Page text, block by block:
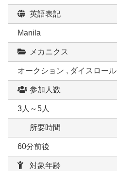
英語表記
Manila
メカニクス
オークション , ダイスロール
参加人数
3人～5人
所要時間
60分前後
対象年齢